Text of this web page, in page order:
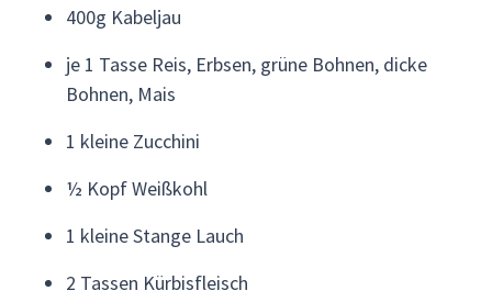
400g Kabeljau
je 1 Tasse Reis, Erbsen, grüne Bohnen, dicke
Bohnen, Mais
1 kleine Zucchini
½ Kopf Weißkohl
1 kleine Stange Lauch
2 Tassen Kürbisfleisch